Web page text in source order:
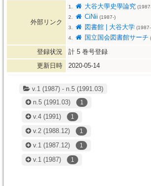
外部リンク
1. 大谷大學史學論究
2.
CiNii (1987-)
3.
図書館 | 大谷大学
4.
国立国会図書館サーチ
登録状況 計 5 巻号登録
更新日時
2020-05-14
v.1 (1987) - n.5 (1991.03)
n.5 (1991.03) 1
v.4 (1991) 1
v.2 (1988.12) 1
v.1 (1987.12) 1
v.1 (1987) 1